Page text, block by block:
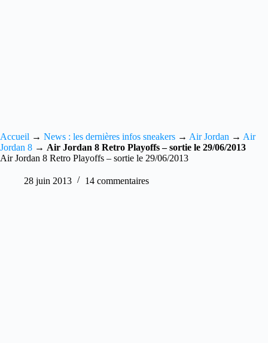
Accueil → News : les dernières infos sneakers → Air Jordan → Air
Jordan 8 → Air Jordan 8 Retro Playoffs – sortie le 29/06/2013
Air Jordan 8 Retro Playoffs – sortie le 29/06/2013
28 juin 2013 14 commentaires